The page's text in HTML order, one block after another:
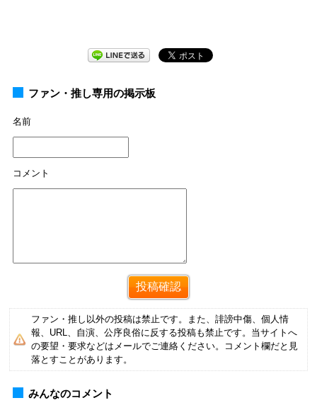
ファン・推し専用の掲示板
名前
コメント
ファン・推し以外の投稿は禁止です。また、誹謗中傷、個人情
報、URL、自演、公序良俗に反する投稿も禁止です。当サイトへ
の要望・要求などはメールでご連絡ください。コメント欄だと見
落とすことがあります。
みんなのコメント